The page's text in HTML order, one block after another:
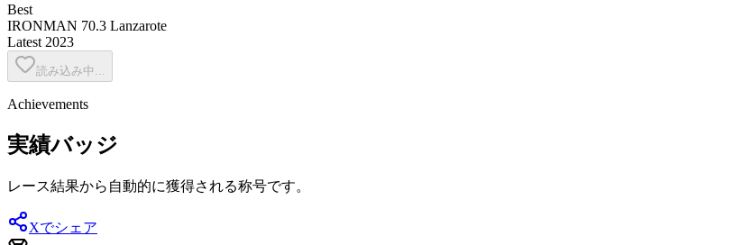
Best
IRONMAN 70.3 Lanzarote
Latest 2023
読み込み中...
Achievements
実績バッジ
レース結果から自動的に獲得される称号です。
Xでシェア